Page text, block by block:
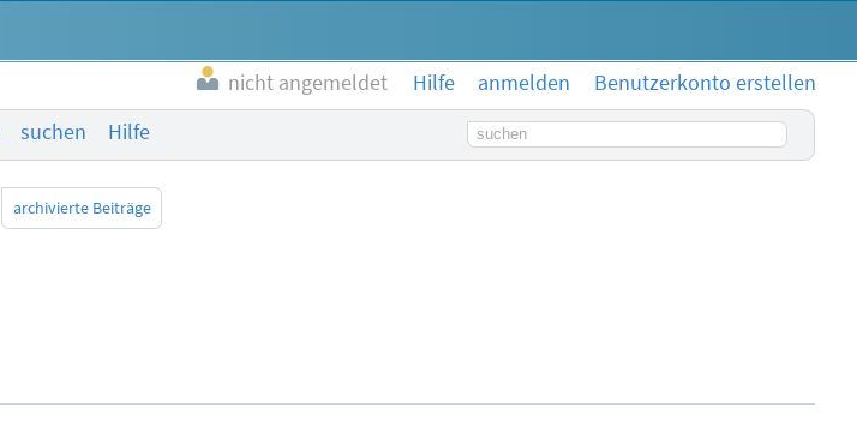
nicht angemeldet Hilfe anmelden
Benutzerkonto erstellen
suchen Hilfe Suchbegriff
archivierte Beiträge